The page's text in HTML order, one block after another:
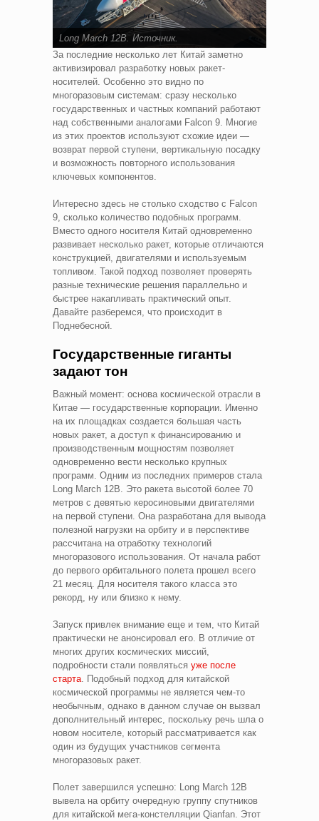
Long March 12B. Источник.
За последние несколько лет Китай заметно
активизировал разработку новых ракет-
носителей. Особенно это видно по
многоразовым системам: сразу несколько
государственных и частных компаний работают
над собственными аналогами Falcon 9. Многие
из этих проектов используют схожие идеи —
возврат первой ступени, вертикальную посадку
и возможность повторного использования
ключевых компонентов.
Интересно здесь не столько сходство с Falcon
9, сколько количество подобных программ.
Вместо одного носителя Китай одновременно
развивает несколько ракет, которые отличаются
конструкцией, двигателями и используемым
топливом. Такой подход позволяет проверять
разные технические решения параллельно и
быстрее накапливать практический опыт.
Давайте разберемся, что происходит в
Поднебесной.
Государственные гиганты
задают тон
Важный момент: основа космической отрасли в
Китае — государственные корпорации. Именно
на их площадках создается большая часть
новых ракет, а доступ к финансированию и
производственным мощностям позволяет
одновременно вести несколько крупных
программ. Одним из последних примеров стала
Long March 12B. Это ракета высотой более 70
метров с девятью керосиновыми двигателями
на первой ступени. Она разработана для вывода
полезной нагрузки на орбиту и в перспективе
рассчитана на отработку технологий
многоразового использования. От начала работ
до первого орбитального полета прошел всего
21 месяц. Для носителя такого класса это
рекорд, ну или близко к нему.
Запуск привлек внимание еще и тем, что Китай
практически не анонсировал его. В отличие от
многих других космических миссий,
подробности стали появляться уже после
старта . Подобный подход для китайской
космической программы не является чем-то
необычным, однако в данном случае он вызвал
дополнительный интерес, поскольку речь шла о
новом носителе, который рассматривается как
один из будущих участников сегмента
многоразовых ракет.
Полет завершился успешно: Long March 12B
вывела на орбиту очередную группу спутников
для китайской мега-констелляции Qianfan. Этот